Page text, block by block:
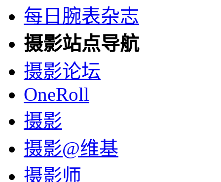
每日腕表杂志
摄影站点导航
摄影论坛
OneRoll
摄影
摄影@维基
摄影师